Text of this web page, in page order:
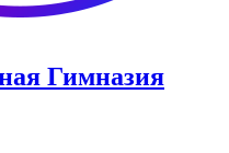
Гимназия